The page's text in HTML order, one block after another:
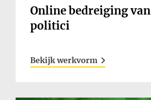
Online bedreiging van
politici
Bekijk werkvorm